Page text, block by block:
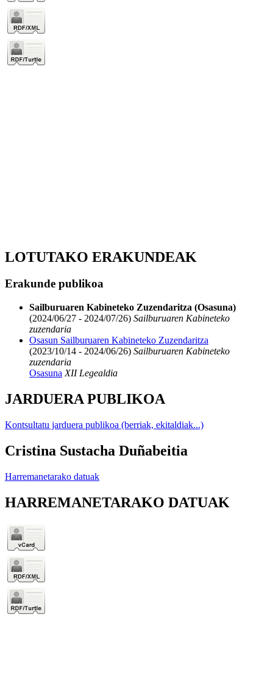
LOTUTAKO ERAKUNDEAK
Erakunde publikoa
Sailburuaren Kabineteko Zuzendaritza (Osasuna)
(2024/06/27 - 2024/07/26) Sailburuaren Kabineteko
zuzendaria
Osasun Sailburuaren Kabineteko Zuzendaritza
(2023/10/14 - 2024/06/26) Sailburuaren Kabineteko
zuzendaria
Osasuna XII Legealdia
JARDUERA PUBLIKOA
Kontsultatu jarduera publikoa (berriak, ekitaldiak...)
Cristina Sustacha Duñabeitia
Harremanetarako datuak
HARREMANETARAKO DATUAK